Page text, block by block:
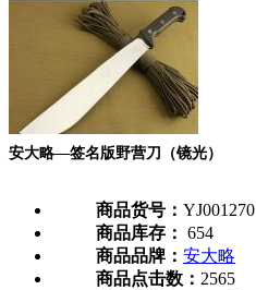
安大略—签名版野营刀（镜光）
商品货号： YJ001270
商品库存： 654
商品品牌： 安大略
商品点击数： 2565